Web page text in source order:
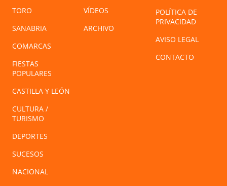
TORO
SANABRIA
COMARCAS
FIESTAS
POPULARES
CASTILLA Y LEÓN
CULTURA /
TURISMO
DEPORTES
SUCESOS
NACIONAL
VÍDEOS
ARCHIVO
POLÍTICA DE
PRIVACIDAD
AVISO LEGAL
CONTACTO